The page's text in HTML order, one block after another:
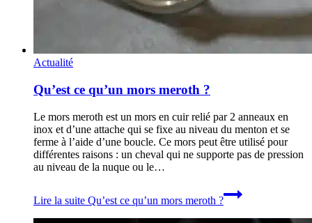
Actualité
Qu’est ce qu’un mors meroth ?
Le mors meroth est un mors en cuir relié par 2 anneaux en
inox et d’une attache qui se fixe au niveau du menton et se
ferme à l’aide d’une boucle. Ce mors peut être utilisé pour
différentes raisons : un cheval qui ne supporte pas de pression
au niveau de la nuque ou le…
Lire la suite Qu’est ce qu’un mors meroth ?